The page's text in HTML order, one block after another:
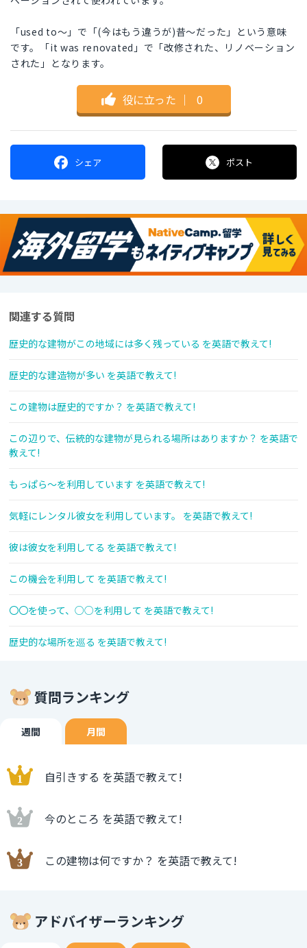
「used to〜」で「(今はもう違うが)昔〜だった」という意味
です。「it was renovated」で「改修された、リノベーション
された」となります。
役に立った ｜ 0
シェア ポスト
関連する質問
歴史的な建物がこの地域には多く残っている を英語で教えて!
歴史的な建造物が多い を英語で教えて!
この建物は歴史的ですか？ を英語で教えて!
この辺りで、伝統的な建物が見られる場所はありますか？ を英語で
教えて!
もっぱら～を利用しています を英語で教えて!
気軽にレンタル彼女を利用しています。 を英語で教えて!
彼は彼女を利用してる を英語で教えて!
この機会を利用して を英語で教えて!
〇〇を使って、○○を利用して を英語で教えて!
歴史的な場所を巡る を英語で教えて!
質問ランキング
週間 月間
自引きする を英語で教えて!
今のところ を英語で教えて!
この建物は何ですか？ を英語で教えて!
アドバイザーランキング